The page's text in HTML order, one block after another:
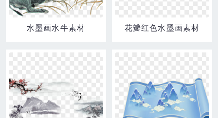
水墨画水牛素材 花瓣红色水墨画素材